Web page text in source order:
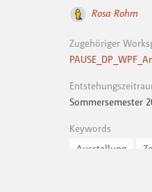
Rosa Rohm
Zugehöriger
Sommersemester
Keywords
Ausstellung